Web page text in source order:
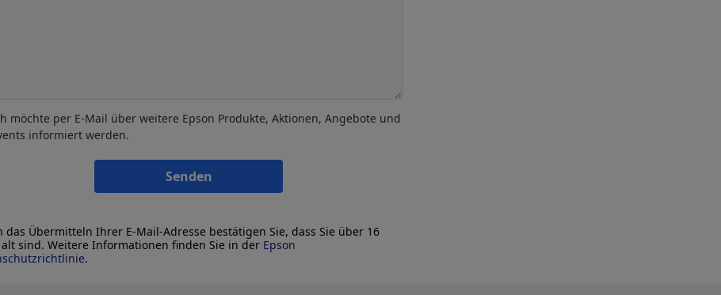
möchte per E-Mail über weitere Epson Produkte, Aktionen, Angebote und
informiert werden.
Senden
das Übermitteln Ihrer E-Mail-Adresse bestätigen Sie, dass Sie über 16
alt sind. Weitere Informationen finden Sie in der Epson
.